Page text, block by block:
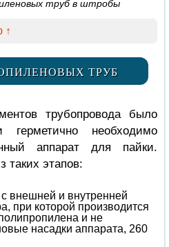
труб в штробы
↑
ТРУБ
трубопровода было
необходимо
аппарат для пайки.
таких этапов:
внешней и внутренней
при которой производится
и не
насадки аппарата, 260